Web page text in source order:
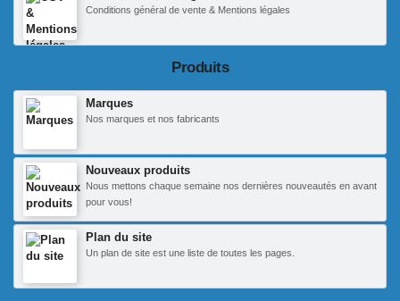
Conditions général de vente & Mentions légales
Produits
Marques
Nos marques et nos fabricants
Nouveaux produits
Nous mettons chaque semaine nos dernières nouveautés en avant
pour vous!
Plan du site
Un plan de site est une liste de toutes les pages.